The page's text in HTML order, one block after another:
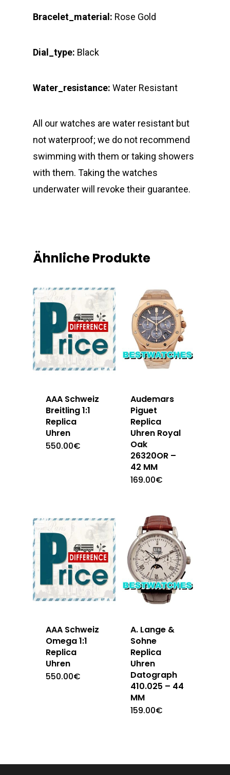
Bracelet_material: Rose Gold
Dial_type: Black
Water_resistance: Water Resistant
All our watches are water resistant but
not waterproof; we do not recommend
swimming with them or taking showers
with them. Taking the watches
underwater will revoke their guarantee.
Ähnliche Produkte
AAA Schweiz
Breitling 1:1
Replica
Uhren
550.00€
Audemars
Piguet
Replica
Uhren Royal
Oak
26320OR –
42 MM
169.00€
AAA Schweiz
Omega 1:1
Replica
Uhren
550.00€
A. Lange &
Sohne
Replica
Uhren
Datograph
410.025 – 44
MM
159.00€